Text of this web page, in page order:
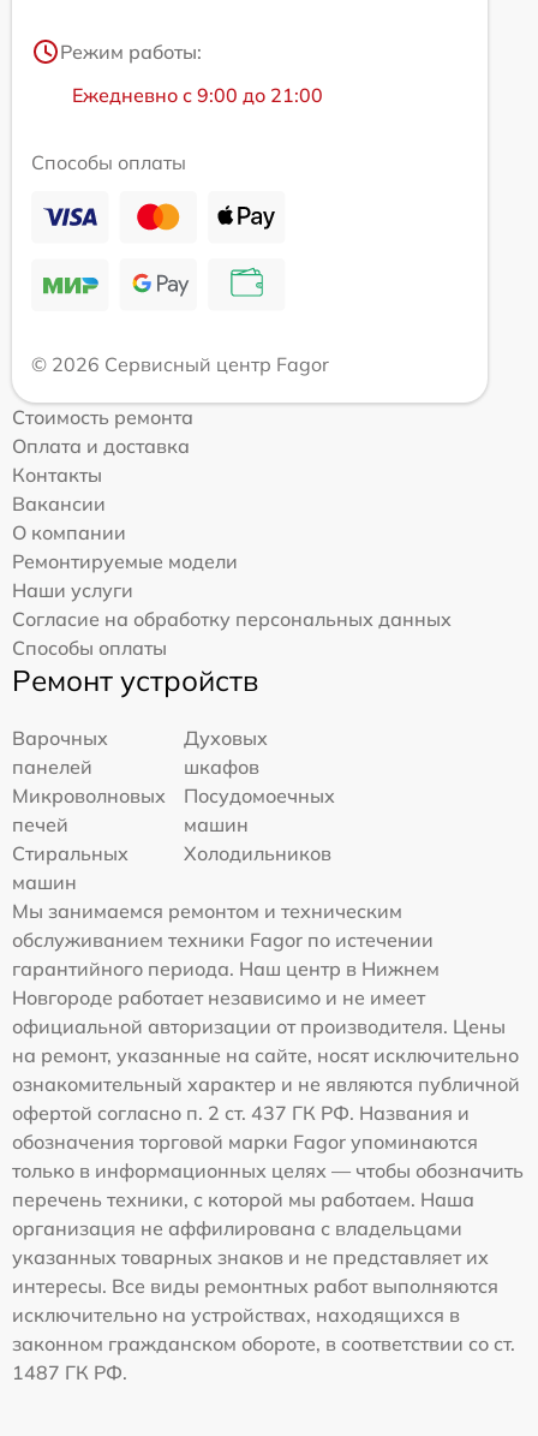
Режим работы:
Ежедневно с 9:00 до 21:00
Способы оплаты
© 2026 Сервисный центр Fagor
Стоимость ремонта
Оплата и доставка
Контакты
Вакансии
О компании
Ремонтируемые модели
Наши услуги
Согласие на обработку персональных данных
Способы оплаты
Ремонт устройств
Варочных
панелей
Духовых
шкафов
Микроволновых
печей
Посудомоечных
машин
Стиральных
машин
Холодильников
Мы занимаемся ремонтом и техническим
обслуживанием техники Fagor по истечении
гарантийного периода. Наш центр в Нижнем
Новгороде работает независимо и не имеет
официальной авторизации от производителя. Цены
на ремонт, указанные на сайте, носят исключительно
ознакомительный характер и не являются публичной
офертой согласно п. 2 ст. 437 ГК РФ. Названия и
обозначения торговой марки Fagor упоминаются
только в информационных целях — чтобы обозначить
перечень техники, с которой мы работаем. Наша
организация не аффилирована с владельцами
указанных товарных знаков и не представляет их
интересы. Все виды ремонтных работ выполняются
исключительно на устройствах, находящихся в
законном гражданском обороте, в соответствии со ст.
1487 ГК РФ.